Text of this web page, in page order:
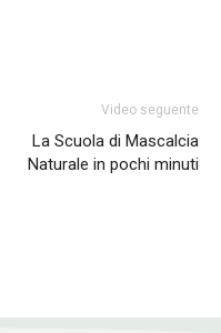
Video seguente
La Scuola di Mascalcia
Naturale in pochi minuti